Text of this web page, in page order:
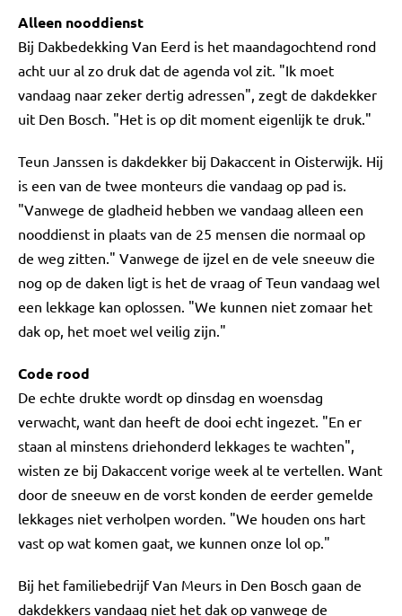
Alleen nooddienst
Bij Dakbedekking Van Eerd is het maandagochtend rond
acht uur al zo druk dat de agenda vol zit. "Ik moet
vandaag naar zeker dertig adressen", zegt de dakdekker
uit Den Bosch. "Het is op dit moment eigenlijk te druk."
Teun Janssen is dakdekker bij Dakaccent in Oisterwijk. Hij
is een van de twee monteurs die vandaag op pad is.
"Vanwege de gladheid hebben we vandaag alleen een
nooddienst in plaats van de 25 mensen die normaal op
de weg zitten." Vanwege de ijzel en de vele sneeuw die
nog op de daken ligt is het de vraag of Teun vandaag wel
een lekkage kan oplossen. "We kunnen niet zomaar het
dak op, het moet wel veilig zijn."
Code rood
De echte drukte wordt op dinsdag en woensdag
verwacht, want dan heeft de dooi echt ingezet. "En er
staan al minstens driehonderd lekkages te wachten",
wisten ze bij Dakaccent vorige week al te vertellen. Want
door de sneeuw en de vorst konden de eerder gemelde
lekkages niet verholpen worden. "We houden ons hart
vast op wat komen gaat, we kunnen onze lol op."
Bij het familiebedrijf Van Meurs in Den Bosch gaan de
dakdekkers vandaag niet het dak op vanwege de